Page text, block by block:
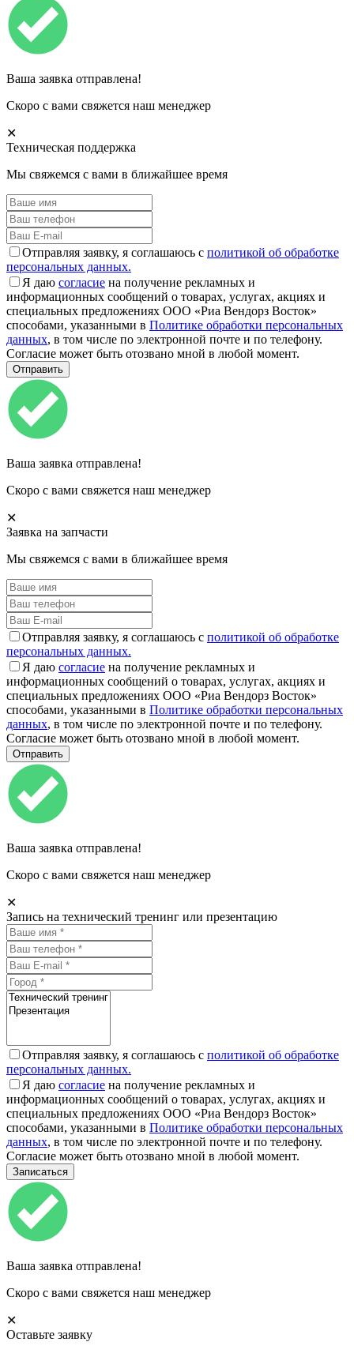
Ваша заявка отправлена!
Скоро с вами свяжется наш менеджер
✕
Техническая поддержка
Мы свяжемся с вами в ближайшее время
Отправляя заявку, я соглашаюсь с политикой об обработке
персональных данных.
Я даю согласие на получение рекламных и
информационных сообщений о товарах, услугах, акциях и
специальных предложениях ООО «Риа Вендорз Восток»
способами, указанными в Политике обработки персональных
данных, в том числе по электронной почте и по телефону.
Согласие может быть отозвано мной в любой момент.
Ваша заявка отправлена!
Скоро с вами свяжется наш менеджер
✕
Заявка на запчасти
Мы свяжемся с вами в ближайшее время
Отправляя заявку, я соглашаюсь с политикой об обработке
персональных данных.
Я даю согласие на получение рекламных и
информационных сообщений о товарах, услугах, акциях и
специальных предложениях ООО «Риа Вендорз Восток»
способами, указанными в Политике обработки персональных
данных, в том числе по электронной почте и по телефону.
Согласие может быть отозвано мной в любой момент.
Ваша заявка отправлена!
Скоро с вами свяжется наш менеджер
✕
Запись на технический тренинг или презентацию
Отправляя заявку, я соглашаюсь с политикой об обработке
персональных данных.
Я даю согласие на получение рекламных и
информационных сообщений о товарах, услугах, акциях и
специальных предложениях ООО «Риа Вендорз Восток»
способами, указанными в Политике обработки персональных
данных, в том числе по электронной почте и по телефону.
Согласие может быть отозвано мной в любой момент.
Ваша заявка отправлена!
Скоро с вами свяжется наш менеджер
✕
Оставьте заявку